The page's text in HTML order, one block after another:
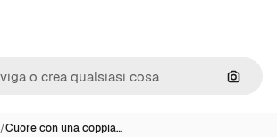
Cerca
/Cuore con una coppia…